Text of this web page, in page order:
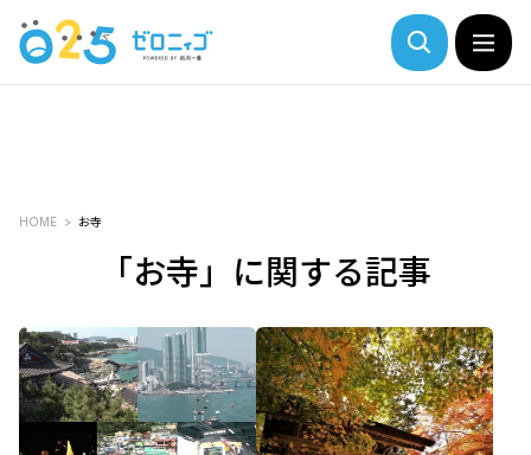
HOME お寺
「お寺」に関する記事